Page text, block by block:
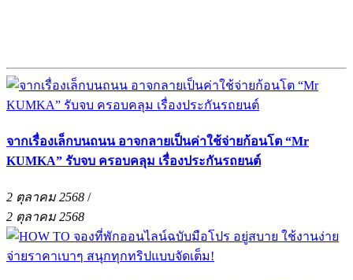
จากเรื่องเล็กบนถนน อาจกลายเป็นค่าใช้จ่ายก้อนโต “Mr
KUMKA” รับจบ ครอบคลุม เรื่องประกันรถยนต์
2 ตุลาคม 2568 /
2 ตุลาคม 2568